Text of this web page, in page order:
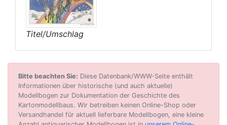
Titel/Umschlag
Bitte beachten Sie: Diese Datenbank/WWW-Seite enthält
Informationen über historische (und auch aktuelle)
Modellbogen zur Dokumentation der Geschichte des
Kartonmodellbaus. Wir betreiben keinen Online-Shop oder
Versandhandel für aktuell lieferbare Modellbogen, eine kleine